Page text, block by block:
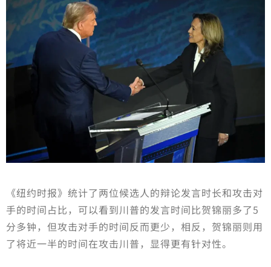
《纽约时报》统计了两位候选人的辩论发言时长和攻击对
手的时间占比，可以看到川普的发言时间比贺锦丽多了5
分多钟，但攻击对手的时间反而更少，相反，贺锦丽则用
了将近一半的时间在攻击川普，显得更有针对性。